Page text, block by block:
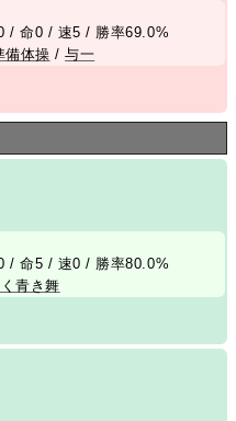
/ 命0 / 速5 / 勝率69.0%
備体操 /与一
/ 命5 / 速0 / 勝率80.0%
青き舞